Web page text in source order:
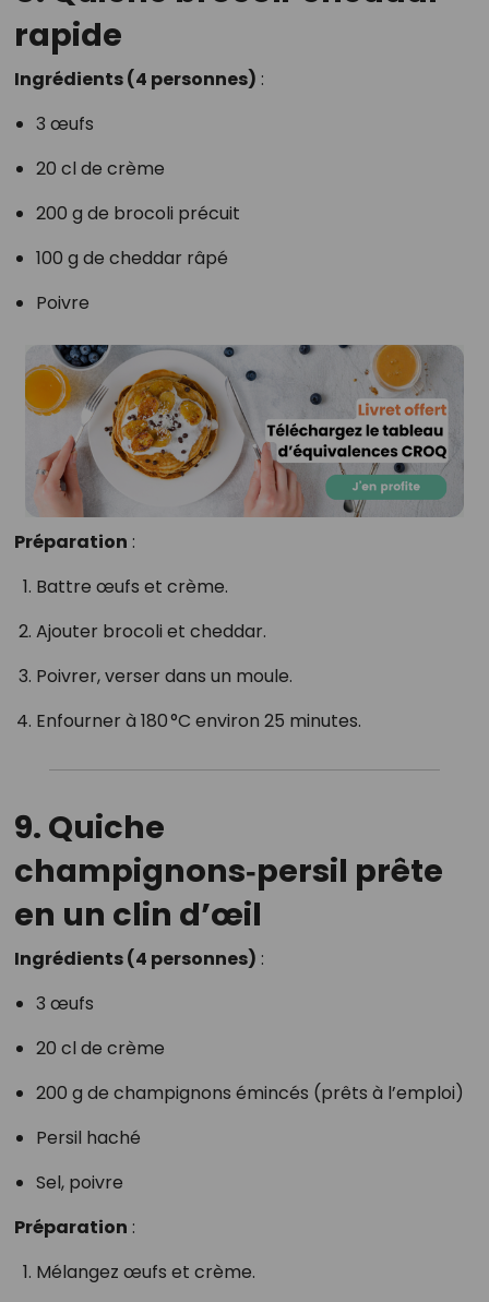
rapide
Ingrédients (4 personnes) :
3 œufs
20 cl de crème
200 g de brocoli précuit
100 g de cheddar râpé
Poivre
Préparation :
Battre œufs et crème.
Ajouter brocoli et cheddar.
Poivrer, verser dans un moule.
Enfourner à 180 °C environ 25 minutes.
9. Quiche
champignons‑persil prête
en un clin d’œil
Ingrédients (4 personnes) :
3 œufs
20 cl de crème
200 g de champignons émincés (prêts à l’emploi)
Persil haché
Sel, poivre
Préparation :
Mélangez œufs et crème.